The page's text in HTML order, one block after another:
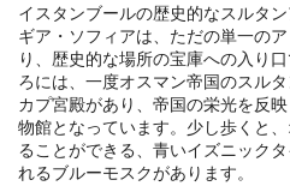
イスタンブールの歴史的なスルタ
ギア・ソフィアは、ただの単一の
り、歴史的な場所の宝庫への入り
ろには、一度オスマン帝国のスル
カプ宮殿があり、帝国の栄光を反
物館となっています。少し歩くと
ることができる、青いイズニック
れるブルーモスクがあります。